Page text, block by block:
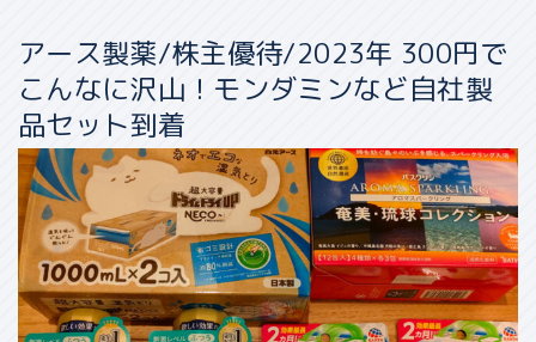
アース製薬/株主優待/2023年 300円で
こんなに沢山！モンダミンなど自社製
品セット到着